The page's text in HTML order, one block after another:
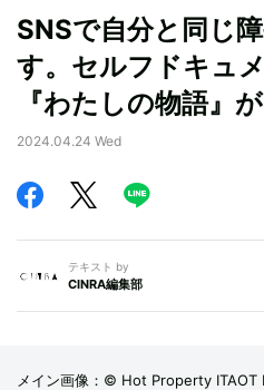
SNSで自分と同じ
す。セルフドキュ
『わたしの物語』
2024.04.24 Wed
テキスト by
CINRA編集部
メイン画像：© Hot Property